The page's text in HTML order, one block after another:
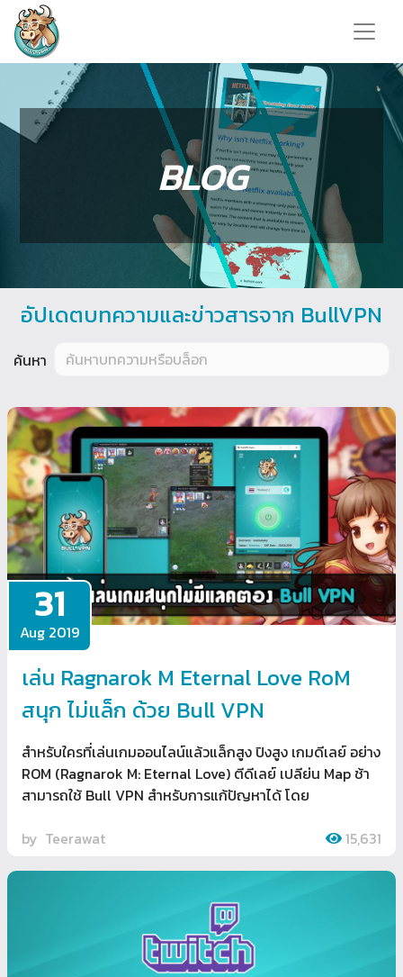
BLOG
อัปเดตบทความและข่าวสารจาก BullVPN
ค้นหา
31
Aug 2019
เล่น Ragnarok M Eternal Love RoM
สนุก ไม่แล็ก ด้วย Bull VPN
สำหรับใครที่เล่นเกมออนไลน์แล้วแล็กสูง ปิงสูง เกมดีเลย์ อย่าง
ROM (Ragnarok M: Eternal Love) ตีดีเลย์ เปลีย่น Map ช้า
สามารถใช้ Bull VPN สำหรับการแก้ปัญหาได้ โดย
by Teerawat 15,631